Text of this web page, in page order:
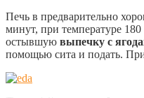
Печь в предварительно
минут, при температуре
остывшую выпечку с
помощью сита и подать.